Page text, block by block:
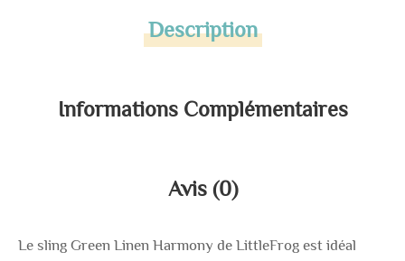
Description
Informations Complémentaires
Avis (0)
Le sling Green Linen Harmony de LittleFrog est idéal